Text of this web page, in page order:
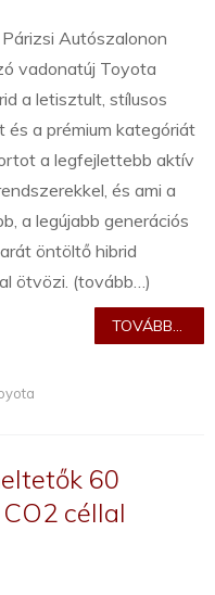
Autószalonon
vadonatúj Toyota
a letisztult, stílusos
és a prémium kategóriát
a legfejlettebb aktív
és ami a
a legújabb generációs
öntöltő hibrid
ötvözi. (tovább…)
TOVÁBB...
60
céllal